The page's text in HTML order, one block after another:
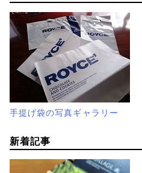
手提げ袋の写真ギャラリー
新着記事